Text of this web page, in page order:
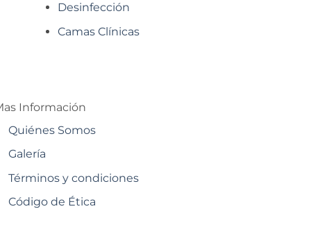
Desinfección
Camas Clínicas
Información
Quiénes Somos
Galería
Términos y condiciones
Código de Ética